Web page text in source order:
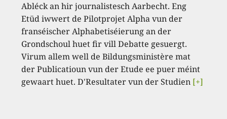
Abléck an hir journalistesch Aarbecht. Eng
Etüd iwwert de Pilotprojet Alpha vun der
franséischer Alphabetiséierung an der
Grondschoul huet fir vill Debatte gesuergt.
Virum allem well de Bildungsministère mat
der Publicatioun vun der Etude ee puer méint
gewaart huet. D'Resultater vun der Studien [+]